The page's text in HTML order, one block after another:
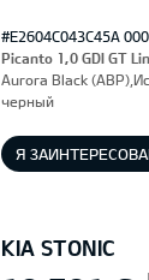
#E2604C043C45A
Picanto 1,0 GDI GT
Aurora Black
черный
Я
KIA STONIC